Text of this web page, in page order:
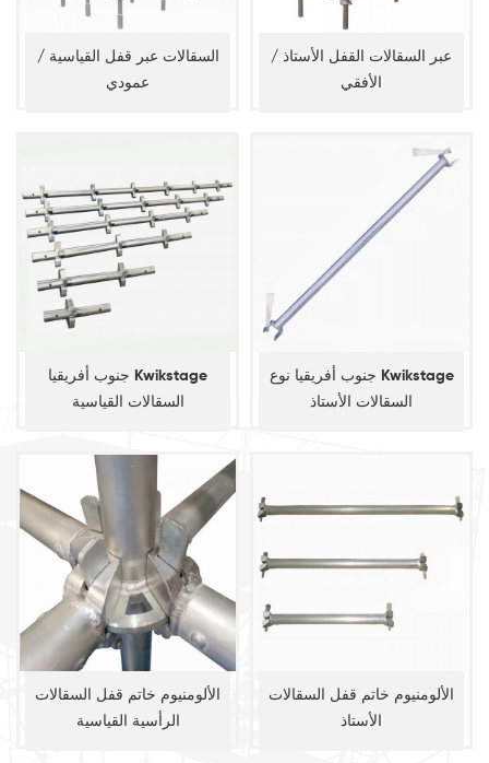
السقالات عبر قفل القياسية /
عمودي
عبر السقالات القفل الأستاذ /
الأفقي
جنوب أفريقيا Kwikstage
السقالات القياسية
جنوب أفريقيا نوع Kwikstage
السقالات الأستاذ
الألومنيوم خاتم قفل السقالات
الرأسية القياسية
الألومنيوم خاتم قفل السقالات
الأستاذ